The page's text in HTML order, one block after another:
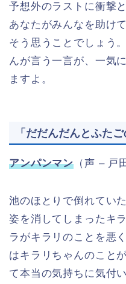
予想外のラストに衝撃
あなたがみんなを助け
そう思うことでしょう
んが言う一言が、一気
ますよ。
「だだんだんとふた
アンパンマン （声 – 戸
池のほとりで倒れてい
姿を消してしまったキ
ラがキラリのことを悪
はキラリちゃんのこと
て本当の気持ちに気付